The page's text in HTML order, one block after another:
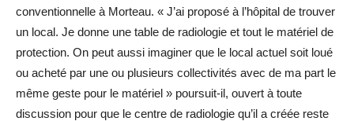
conventionnelle à Morteau. « J’ai proposé à l’hôpital de trouver
un local. Je donne une table de radiologie et tout le matériel de
protection. On peut aussi imaginer que le local actuel soit loué
ou acheté par une ou plusieurs collectivités avec de ma part le
même geste pour le matériel » poursuit-il, ouvert à toute
discussion pour que le centre de radiologie qu’il a créée reste